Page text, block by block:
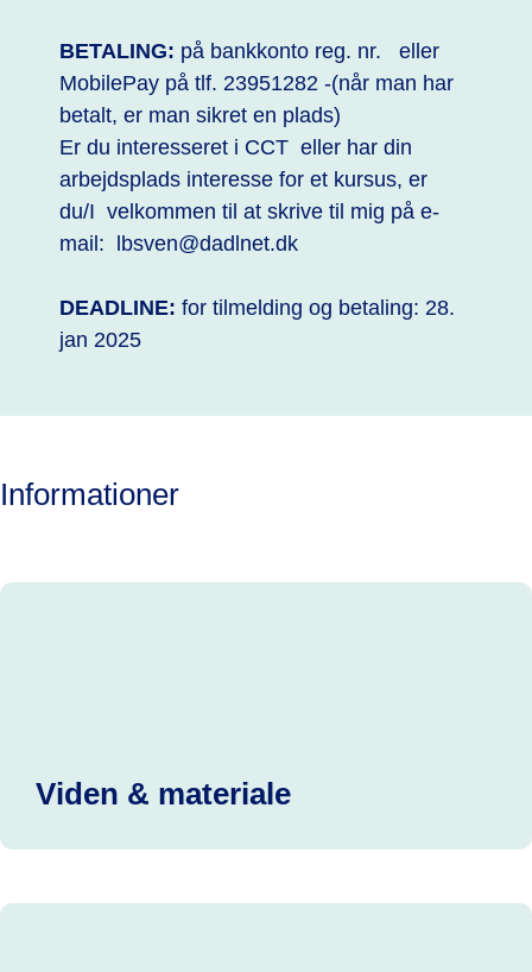
BETALING: på bankkonto reg. nr. eller
MobilePay på tlf. 23951282 -(når man har
betalt, er man sikret en plads)
Er du interesseret i CCT eller har din
arbejdsplads interesse for et kursus, er
du/I velkommen til at skrive til mig på e-
mail: lbsven@dadlnet.dk
DEADLINE: for tilmelding og betaling: 28.
jan 2025
Informationer
Viden & materiale